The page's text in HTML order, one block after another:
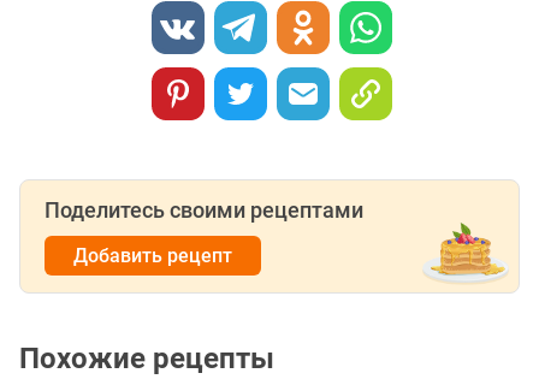
Поделитесь своими рецептами
Добавить рецепт
Похожие рецепты